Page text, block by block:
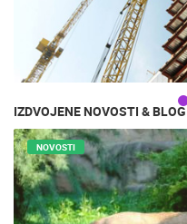
IZDVOJENE NOVOSTI & BLOG
NOVOSTI